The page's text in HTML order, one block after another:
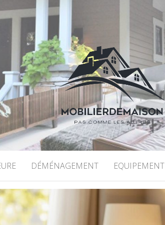
DÉMÉNAGEMENT EQUIPEMENT